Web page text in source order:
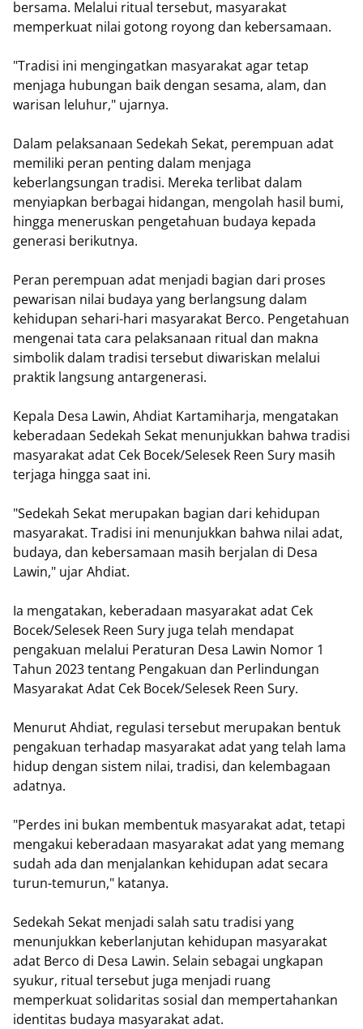
bersama. Melalui ritual tersebut, masyarakat
memperkuat nilai gotong royong dan kebersamaan.
"Tradisi ini mengingatkan masyarakat agar tetap
menjaga hubungan baik dengan sesama, alam, dan
warisan leluhur," ujarnya.
Dalam pelaksanaan Sedekah Sekat, perempuan adat
memiliki peran penting dalam menjaga
keberlangsungan tradisi. Mereka terlibat dalam
menyiapkan berbagai hidangan, mengolah hasil bumi,
hingga meneruskan pengetahuan budaya kepada
generasi berikutnya.
Peran perempuan adat menjadi bagian dari proses
pewarisan nilai budaya yang berlangsung dalam
kehidupan sehari-hari masyarakat Berco. Pengetahuan
mengenai tata cara pelaksanaan ritual dan makna
simbolik dalam tradisi tersebut diwariskan melalui
praktik langsung antargenerasi.
Kepala Desa Lawin, Ahdiat Kartamiharja, mengatakan
keberadaan Sedekah Sekat menunjukkan bahwa tradisi
masyarakat adat Cek Bocek/Selesek Reen Sury masih
terjaga hingga saat ini.
"Sedekah Sekat merupakan bagian dari kehidupan
masyarakat. Tradisi ini menunjukkan bahwa nilai adat,
budaya, dan kebersamaan masih berjalan di Desa
Lawin," ujar Ahdiat.
Ia mengatakan, keberadaan masyarakat adat Cek
Bocek/Selesek Reen Sury juga telah mendapat
pengakuan melalui Peraturan Desa Lawin Nomor 1
Tahun 2023 tentang Pengakuan dan Perlindungan
Masyarakat Adat Cek Bocek/Selesek Reen Sury.
Menurut Ahdiat, regulasi tersebut merupakan bentuk
pengakuan terhadap masyarakat adat yang telah lama
hidup dengan sistem nilai, tradisi, dan kelembagaan
adatnya.
"Perdes ini bukan membentuk masyarakat adat, tetapi
mengakui keberadaan masyarakat adat yang memang
sudah ada dan menjalankan kehidupan adat secara
turun-temurun," katanya.
Sedekah Sekat menjadi salah satu tradisi yang
menunjukkan keberlanjutan kehidupan masyarakat
adat Berco di Desa Lawin. Selain sebagai ungkapan
syukur, ritual tersebut juga menjadi ruang
memperkuat solidaritas sosial dan mempertahankan
identitas budaya masyarakat adat.